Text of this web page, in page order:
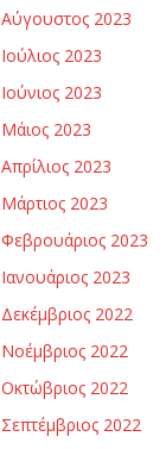
Αύγουστος 2023
Ιούλιος 2023
Ιούνιος 2023
Μάιος 2023
Απρίλιος 2023
Μάρτιος 2023
Φεβρουάριος 2023
Ιανουάριος 2023
Δεκέμβριος 2022
Νοέμβριος 2022
Οκτώβριος 2022
Σεπτέμβριος 2022